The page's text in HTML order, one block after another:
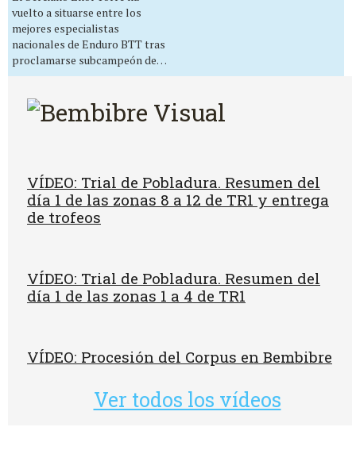
vuelto a situarse entre los
mejores especialistas
nacionales de Enduro BTT tras
proclamarse subcampeón de…
VÍDEO: Trial de Pobladura. Resumen del
día 1 de las zonas 8 a 12 de TR1 y entrega
de trofeos
VÍDEO: Trial de Pobladura. Resumen del
día 1 de las zonas 1 a 4 de TR1
VÍDEO: Procesión del Corpus en Bembibre
Ver todos los vídeos